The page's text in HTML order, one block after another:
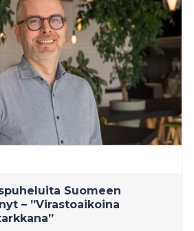
Suomeen
– ”Virastoaikoina